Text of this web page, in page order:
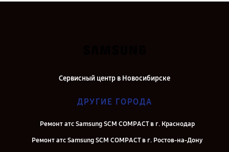
Сервисный центр в Новосибирске
ДРУГИЕ ГОРОДА
Ремонт атс Samsung SCM COMPACT в г. Краснодар
Ремонт атс Samsung SCM COMPACT в г. Ростов-на-Дону